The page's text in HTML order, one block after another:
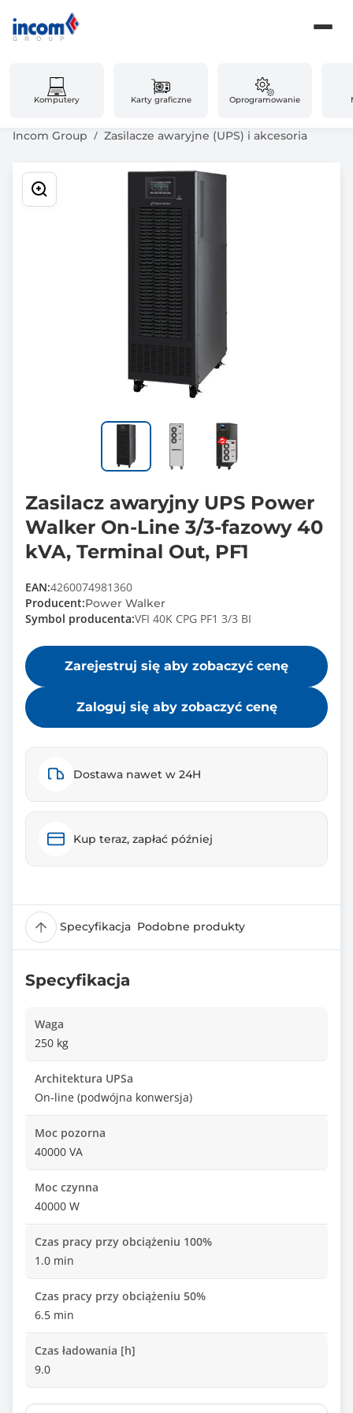
Komputery Karty graficzne Oprogramowanie
Incom Group Zasilacze awaryjne (UPS) i akcesoria
Zasilacz awaryjny UPS Power
Walker On-Line 3/3-fazowy 40
kVA, Terminal Out, PF1
EAN:4260074981360
Producent:Power Walker
Symbol producenta:VFI 40K CPG PF1 3/3 BI
Zarejestruj się aby zobaczyć cenę
Zaloguj się aby zobaczyć cenę
Dostawa nawet w 24H
Kup teraz, zapłać później
Specyfikacja Podobne produkty
Specyfikacja
Waga
250 kg
Architektura UPSa
On-line (podwójna konwersja)
Moc pozorna
40000 VA
Moc czynna
40000 W
Czas pracy przy obciążeniu 100%
1.0 min
Czas pracy przy obciążeniu 50%
6.5 min
Czas ładowania [h]
9.0
Czas przełączania